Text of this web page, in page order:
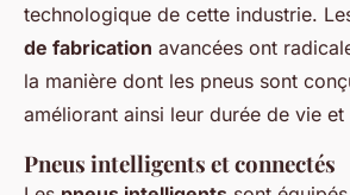
technologique de cette industrie.
de fabrication avancées ont
la manière dont les pneus sont
améliorant ainsi leur durée de vie
Pneus intelligents et connectés